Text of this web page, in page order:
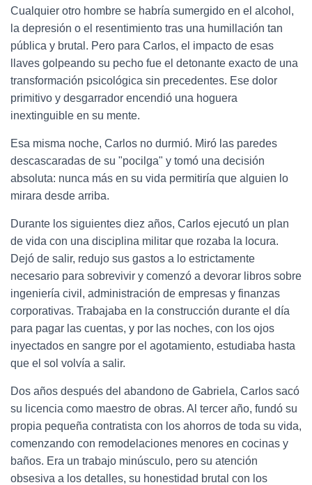
Cualquier otro hombre se habría sumergido en el alcohol,
la depresión o el resentimiento tras una humillación tan
pública y brutal. Pero para Carlos, el impacto de esas
llaves golpeando su pecho fue el detonante exacto de una
transformación psicológica sin precedentes. Ese dolor
primitivo y desgarrador encendió una hoguera
inextinguible en su mente.
Esa misma noche, Carlos no durmió. Miró las paredes
descascaradas de su "pocilga" y tomó una decisión
absoluta: nunca más en su vida permitiría que alguien lo
mirara desde arriba.
Durante los siguientes diez años, Carlos ejecutó un plan
de vida con una disciplina militar que rozaba la locura.
Dejó de salir, redujo sus gastos a lo estrictamente
necesario para sobrevivir y comenzó a devorar libros sobre
ingeniería civil, administración de empresas y finanzas
corporativas. Trabajaba en la construcción durante el día
para pagar las cuentas, y por las noches, con los ojos
inyectados en sangre por el agotamiento, estudiaba hasta
que el sol volvía a salir.
Dos años después del abandono de Gabriela, Carlos sacó
su licencia como maestro de obras. Al tercer año, fundó su
propia pequeña contratista con los ahorros de toda su vida,
comenzando con remodelaciones menores en cocinas y
baños. Era un trabajo minúsculo, pero su atención
obsesiva a los detalles, su honestidad brutal con los